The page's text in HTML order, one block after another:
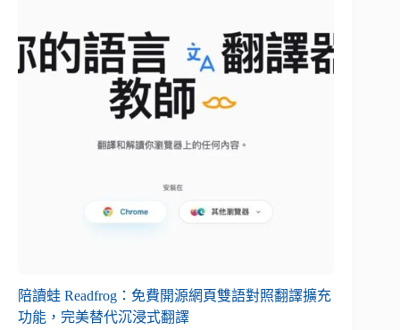
陪讀蛙 Readfrog：免費開源網頁雙語對照翻譯擴充
功能，完美替代沉浸式翻譯